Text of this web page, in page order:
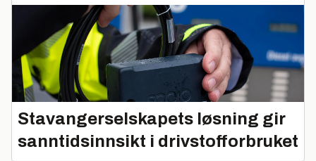
Stavangerselskapets løsning gir
sanntidsinnsikt i drivstofforbruket